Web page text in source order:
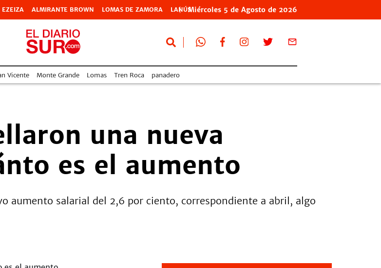
EZEIZA ALMIRANTE BROWN LOMAS DE ZAMORA LANÚSMiércoles 5 de Agosto de 2026
Vicente Monte Grande Lomas Tren Roca panadero
una nueva
es el aumento
aumento salarial del 2,6 por ciento, correspondiente a abril, algo